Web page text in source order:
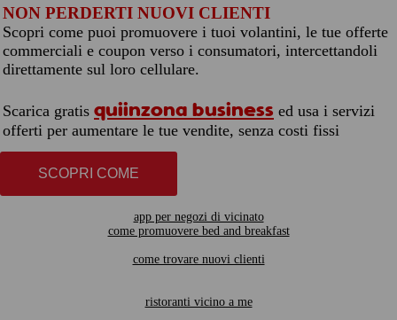
NON PERDERTI NUOVI CLIENTI
Scopri come puoi promuovere i tuoi volantini, le tue offerte
commerciali e coupon verso i consumatori, intercettandoli
direttamente sul loro cellulare.
Scarica gratis quiinzona business ed usa i servizi
offerti per aumentare le tue vendite, senza costi fissi
SCOPRI COME
app per negozi di vicinato
come promuovere bed and breakfast
come trovare nuovi clienti
ristoranti vicino a me